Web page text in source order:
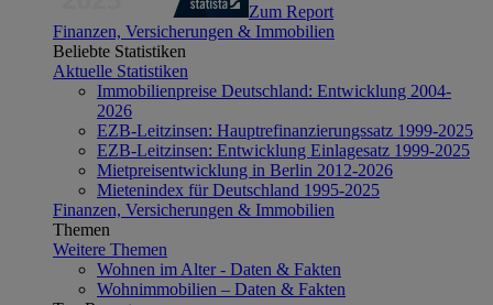
Zum Report
Finanzen, Versicherungen & Immobilien
Beliebte Statistiken
Aktuelle Statistiken
Immobilienpreise Deutschland: Entwicklung 2004-
2026
EZB-Leitzinsen: Hauptrefinanzierungssatz 1999-2025
EZB-Leitzinsen: Entwicklung Einlagesatz 1999-2025
Mietpreisentwicklung in Berlin 2012-2026
Mietenindex für Deutschland 1995-2025
Finanzen, Versicherungen & Immobilien
Themen
Weitere Themen
Wohnen im Alter - Daten & Fakten
Wohnimmobilien – Daten & Fakten